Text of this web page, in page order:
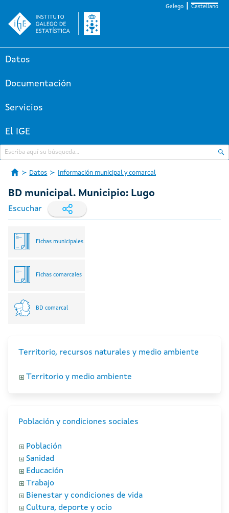
Galego Castellano
Datos
Documentación
Servicios
El IGE
Datos Información municipal y comarcal
BD municipal. Municipio: Lugo
Escuchar
Fichas municipales
Fichas comarcales
BD comarcal
Territorio, recursos naturales y medio ambiente
Territorio y medio ambiente
Población y condiciones sociales
Población
Sanidad
Educación
Trabajo
Bienestar y condiciones de vida
Cultura, deporte y ocio